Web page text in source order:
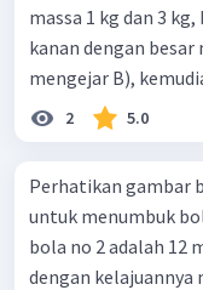
massa 1 kg dan 3
kanan dengan
mengejar B),
2 5.0
Perhatikan gambar berikut! Bola bilyar
untuk menumbuk
bola no 2 adalah 12
dengan kelajuannya